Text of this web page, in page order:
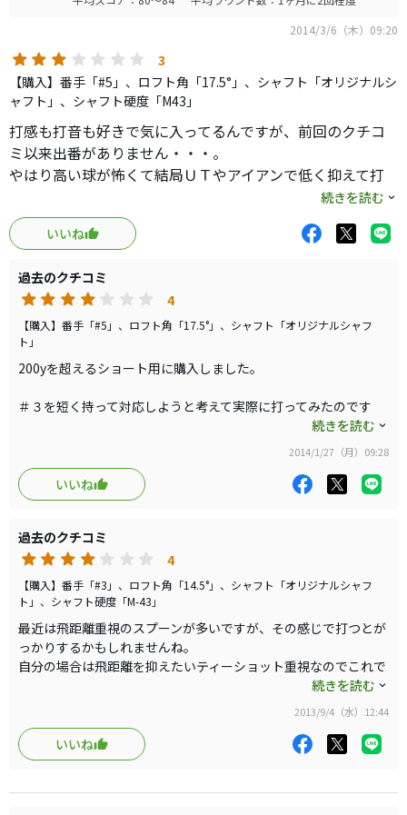
2014/3/6（木）09:20
3
【購入】番手「#5」、ロフト角「17.5°」、シャフト「オリジナルシ
ャフト」、シャフト硬度「M43」
打感も打音も好きで気に入ってるんですが、前回のクチコ
ミ以来出番がありません・・・。
やはり高い球が怖くて結局ＵＴやアイアンで低く抑えて打
一旦セットから外して「ここで５Ｗがあれば」という場面
３Ｗよりはかなり打ちやすいく、捕まりも良いのでかなり
の曲げ幅でフックが打てるので練習場ではとても楽しいん
ですけどね・・・。
続きを読む
いいね
過去のクチコミ
4
【購入】番手「#5」、ロフト角「17.5°」、シャフト「オリジナルシャフ
ト」
200yを超えるショート用に購入しました。
＃３を短く持って対応しようと考えて実際に打ってみたのです
が、やはり止まりませんでした。手前にに落としても奥まで転が
ってしまいました。これだと手前に落とせなければ出番はありま
せん。
＃５の高い球で狙う事を考えました。
た。少し吹かしてさらに止まる要素を足そうと考えました。案の
定いい具合に吹けてくれます。もちろん曲りのリスクはありま
す。
＃３同様、良い打感、打音で気に入ってます。
あとは狙う勇気と狙える自信。
続きを読む
2014/1/27（月）09:28
いいね
過去のクチコミ
4
【購入】番手「#3」、ロフト角「14.5°」、シャフト「オリジナルシャフ
ト」、シャフト硬度「M-43」
最近は飛距離重視のスプーンが多いですが、その感じで打つとが
っかりするかもしれませんね。
自分の場合は飛距離を抑えたいティーショット重視なのでこれで
ロングでのセカンド飛距離を重視した場合はこのクラブは選択肢
には入らないでしょう。
特にオススメする事もないと思いますが、３Ｗの飛距離設定に困
続きを読む
2013/9/4（水）12:44
いいね